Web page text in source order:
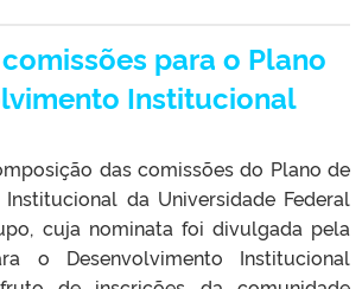
para o Plano
Institucional
das comissões do Plano de
Institucional da Universidade Federal
cuja nominata foi divulgada pela
o Desenvolvimento Institucional